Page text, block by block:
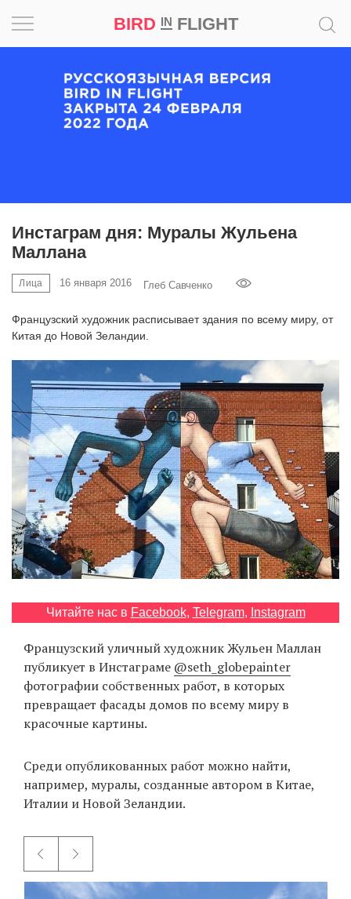
BIRD INFLIGHT
Инстаграм дня: Муралы Жульена
Маллана
Лица 16 января 2016 Глеб Савченко
Французский художник расписывает здания по всему миру, от
Китая до Новой Зеландии.
Читайте нас в Facebook, Telegram, Instagram
Французский уличный художник Жульен Маллан
публикует в Инстаграме @seth_globepainter
фотографии собственных работ, в которых
превращает фасады домов по всему миру в
красочные картины.
Среди опубликованных работ можно найти,
например, муралы, созданные автором в Китае,
Италии и Новой Зеландии.